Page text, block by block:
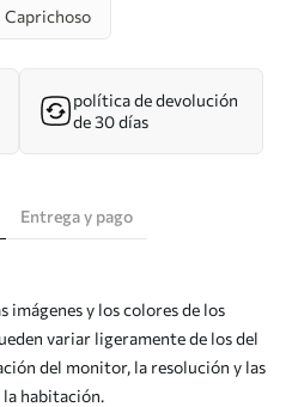
Caprichoso
política de devolución
de 30 días
Entrega y pago
imágenes y los colores de los
variar ligeramente de los del
del monitor, la resolución y las
habitación.